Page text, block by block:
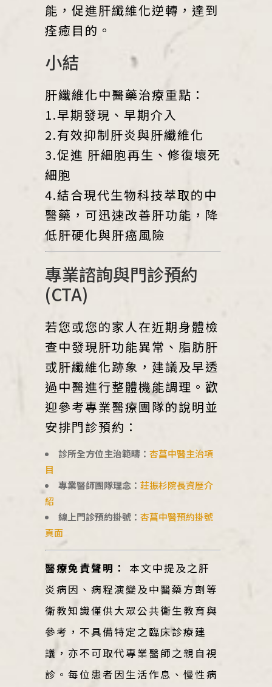
能，促進肝纖維化逆轉，達到
痊癒目的。
小結
肝纖維化中醫藥治療重點：
1.早期發現、早期介入
2.有效抑制肝炎與肝纖維化
3.促進 肝細胞再生、修復壞死
細胞
4.結合現代生物科技萃取的中
醫藥，可迅速改善肝功能，降
低肝硬化與肝癌風險
專業諮詢與門診預約
(CTA)
若您或您的家人在近期身體檢
查中發現肝功能異常、脂肪肝
或肝纖維化跡象，建議及早透
過中醫進行整體機能調理。歡
迎參考專業醫療團隊的說明並
安排門診預約：
診所全方位主治範疇： 杏菖中醫主治項
目
專業醫師團隊理念： 莊振杉院長資歷介
紹
線上門診預約掛號： 杏菖中醫預約掛號
頁面
醫療免責聲明：
本文中提及之肝
炎病因、病程演變及中醫藥方劑等
衛教知識僅供大眾公共衛生教育與
參考，不具備特定之臨床診療建
議，亦不可取代專業醫師之親自視
診。每位患者因生活作息、慢性病